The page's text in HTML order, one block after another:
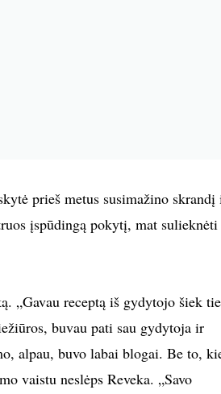
prieš metus susimažino skrandį
įspūdingą pokytį, mat sulieknėti
„Gavau receptą iš gydytojo šiek
buvau pati sau gydytoja ir
alpau, buvo labai blogai. Be to,
vaistu neslėps Reveka. „Savo